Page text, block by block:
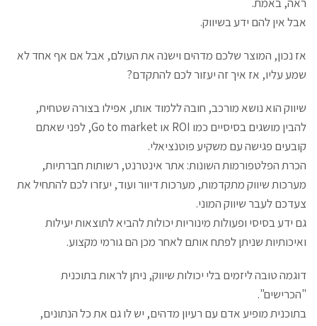
אבל אין להם ידע בשיווק.
אז נכון, המוצר שלכם מדהים וישנה את העולם, אבל אם אף אחד לא
שמע עליו, אז איך זה יעזור לכם להתקדם?
שיווק הוא נושא מורכב, חובה ללמוד אותו, אפילו בצורה שטחית,
להבין מושגים בסיסיים כמו ROI או Go to market, לפני שאתם
קובעים פגישה עם משקיע פוטנציאלי.
הכרת הפלטפורמות השונות: אתר אינטרנט, רשותות חברתיות,
מערכות שיווק מתקדמות, מערכות דיוור ועוד, יעזרו לכם להתחיל את
צעדכם לעבר שיווק המוני.
גם ידע בסיסי ופעולות מינוריות יכולות להביא לתוצאות יעילות
ואיכותיות שניתן לפתח אותם לאחר מכן הם גורמי מקצוע.
דוגמה טובה ליזמים בלי יכולות שיווק, ניתן לראות בתוכנית
"הכרישים".
בתוכנית מופיע אדם עם רעיון מדהים, יש לו גם את כל הנתונים,